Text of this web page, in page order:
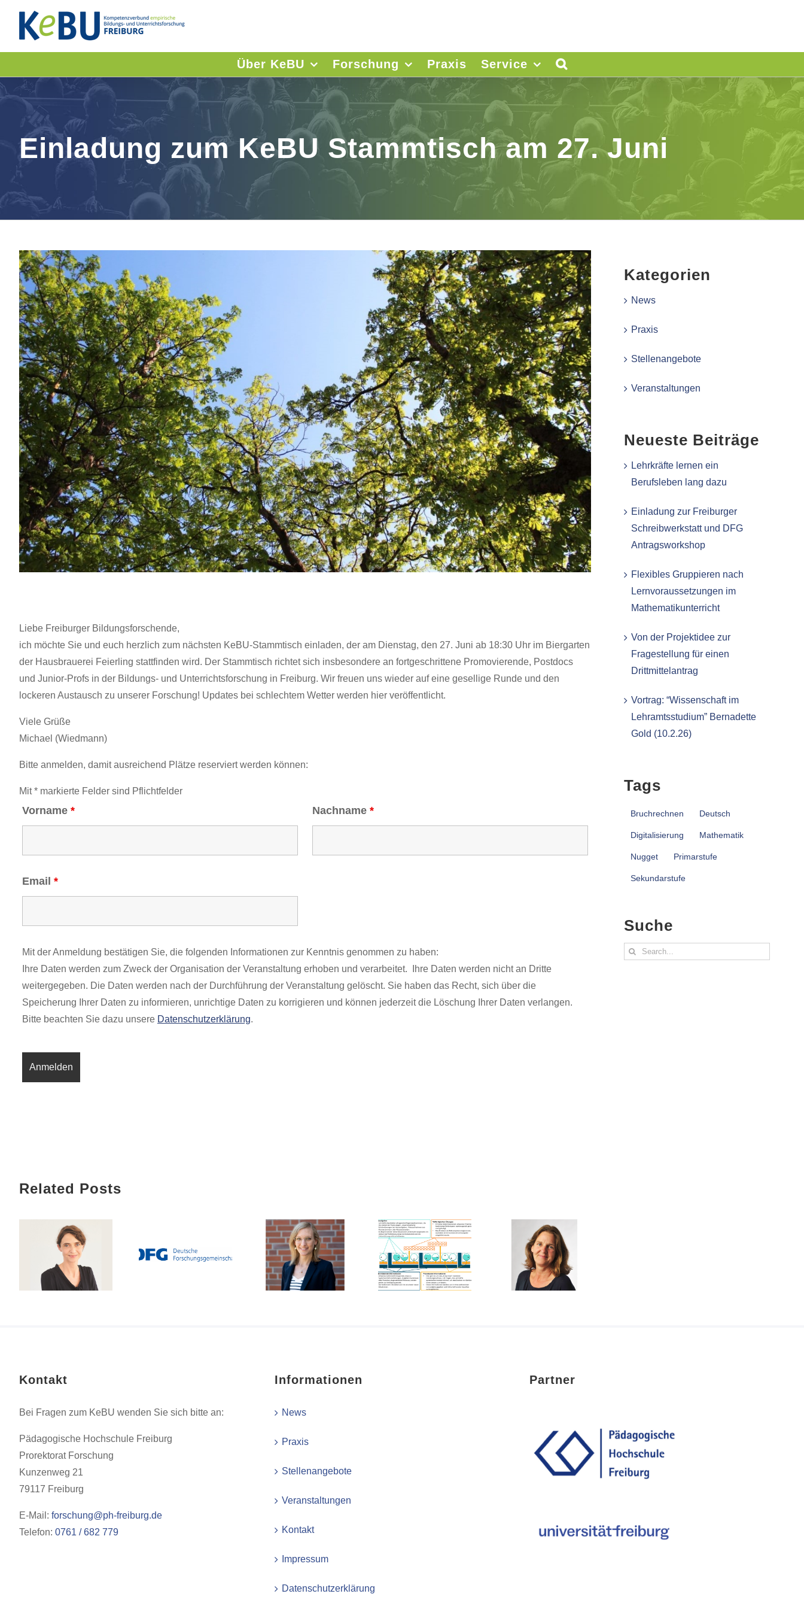
content
Über KeBU Forschung Praxis Service
Einladung zum KeBU Stammtisch am 27. Juni
View
Larger
Image
Liebe Freiburger Bildungsforschende,
ich möchte Sie und euch herzlich zum nächsten KeBU-Stammtisch einladen, der am Dienstag, den 27. Juni ab 18:30 Uhr im Biergarten
der Hausbrauerei Feierling stattfinden wird. Der Stammtisch richtet sich insbesondere an fortgeschrittene Promovierende, Postdocs
und Junior-Profs in der Bildungs- und Unterrichtsforschung in Freiburg. Wir freuen uns wieder auf eine gesellige Runde und den
lockeren Austausch zu unserer Forschung! Updates bei schlechtem Wetter werden hier veröffentlicht.
Viele Grüße
Michael (Wiedmann)
Bitte anmelden, damit ausreichend Plätze reserviert werden können:
Mit * markierte Felder sind Pflichtfelder
Vorname * Nachname *
Email *
Mit der Anmeldung bestätigen Sie, die folgenden Informationen zur Kenntnis genommen zu haben:
Ihre Daten werden zum Zweck der Organisation der Veranstaltung erhoben und verarbeitet. Ihre Daten werden nicht an Dritte
weitergegeben. Die Daten werden nach der Durchführung der Veranstaltung gelöscht. Sie haben das Recht, sich über die
Speicherung Ihrer Daten zu informieren, unrichtige Daten zu korrigieren und können jederzeit die Löschung Ihrer Daten verlangen.
Bitte beachten Sie dazu unsere Datenschutzerklärung.
Related Posts
Kategorien
News
Praxis
Stellenangebote
Veranstaltungen
Neueste Beiträge
Lehrkräfte lernen ein
Berufsleben lang dazu
Einladung zur Freiburger
Schreibwerkstatt und DFG
Antragsworkshop
Flexibles Gruppieren nach
Lernvoraussetzungen im
Mathematikunterricht
Von der Projektidee zur
Fragestellung für einen
Drittmittelantrag
Vortrag: “Wissenschaft im
Lehramtsstudium” Bernadette
Gold (10.2.26)
Tags
Bruchrechnen Deutsch
Digitalisierung Mathematik
Nugget Primarstufe
Sekundarstufe
Suche
Search
Kontakt
Bei Fragen zum KeBU wenden Sie sich bitte an:
Pädagogische Hochschule Freiburg
Prorektorat Forschung
Kunzenweg 21
79117 Freiburg
E-Mail: forschung@ph-freiburg.de
Telefon: 0761 / 682 779
Informationen
News
Praxis
Stellenangebote
Veranstaltungen
Kontakt
Impressum
Datenschutzerklärung
Partner